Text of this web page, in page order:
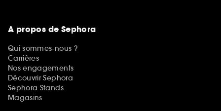
A propos de Sephora
Qui sommes-nous ?
Carrières
Nos engagements
Découvrir Sephora
Sephora Stands
Magasins